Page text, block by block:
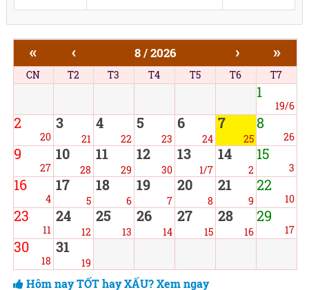
« ‹ 8 / 2026 › »
CN T2 T3 T4 T5 T6 T7
1
19/6
2
20
3
21
4
22
5
23
6
24
7
25
8
26
9
27
10
28
11
29
12
30
13
1/7
14
2
15
3
16
4
17
5
18
6
19
7
20
8
21
9
22
10
23
11
24
12
25
13
26
14
27
15
28
16
29
17
30
18
31
19
Hôm nay TỐT hay XẤU? Xem ngay